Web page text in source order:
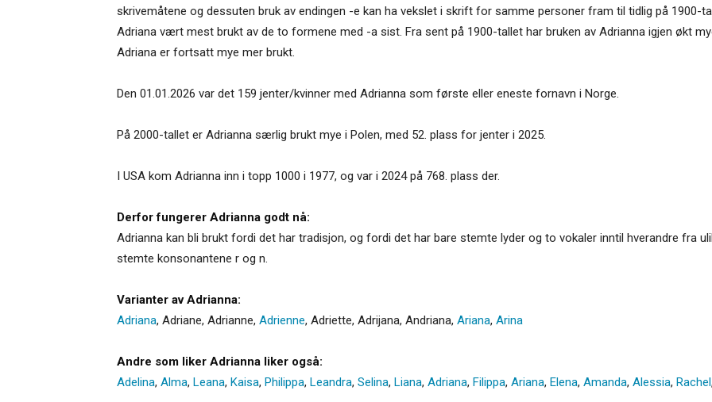
skrivemåtene og dessuten bruk av endingen -e kan ha vekslet i skrift for samme personer fram til tidlig på 1900-
Adriana vært mest brukt av de to formene med -a sist. Fra sent på 1900-tallet har bruken av Adrianna igjen økt
Adriana er fortsatt mye mer brukt.
Den 01.01.2026 var det 159 jenter/kvinner med Adrianna som første eller eneste fornavn i Norge.
På 2000-tallet er Adrianna særlig brukt mye i Polen, med 52. plass for jenter i 2025.
I USA kom Adrianna inn i topp 1000 i 1977, og var i 2024 på 768. plass der.
Derfor fungerer Adrianna godt nå:
Adrianna kan bli brukt fordi det har tradisjon, og fordi det har bare stemte lyder og to vokaler inntil hverandre fra
stemte konsonantene r og n.
Varianter av Adrianna:
Adriana, Adriane, Adrianne, Adrienne, Adriette, Adrijana, Andriana, Ariana, Arina
Andre som liker Adrianna liker også:
Adelina, Alma, Leana, Kaisa, Philippa, Leandra, Selina, Liana, Adriana, Filippa, Ariana, Elena, Amanda, Alessia, Rachel,